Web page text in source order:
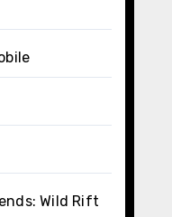
Wild Rift